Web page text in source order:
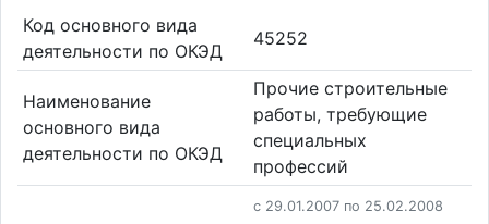
Код основного вида
деятельности по ОКЭД
45252
Наименование
основного вида
деятельности по ОКЭД
Прочие строительные
работы, требующие
специальных
профессий
c 29.01.2007 по 25.02.2008